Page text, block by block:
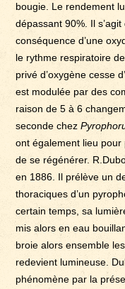
bougie. Le rendement
dépassant 90%. Il
conséquence d’une
le rythme respiratoire
privé d’oxygène cesse
est modulée par des
raison de 5 à 6
seconde chez
ont également lieu
de se régénérer.
en 1886. Il prélève un
thoraciques d’un
certain temps, sa
mis alors en eau
broie alors ensemble
redevient lumineuse.
phénomène par la